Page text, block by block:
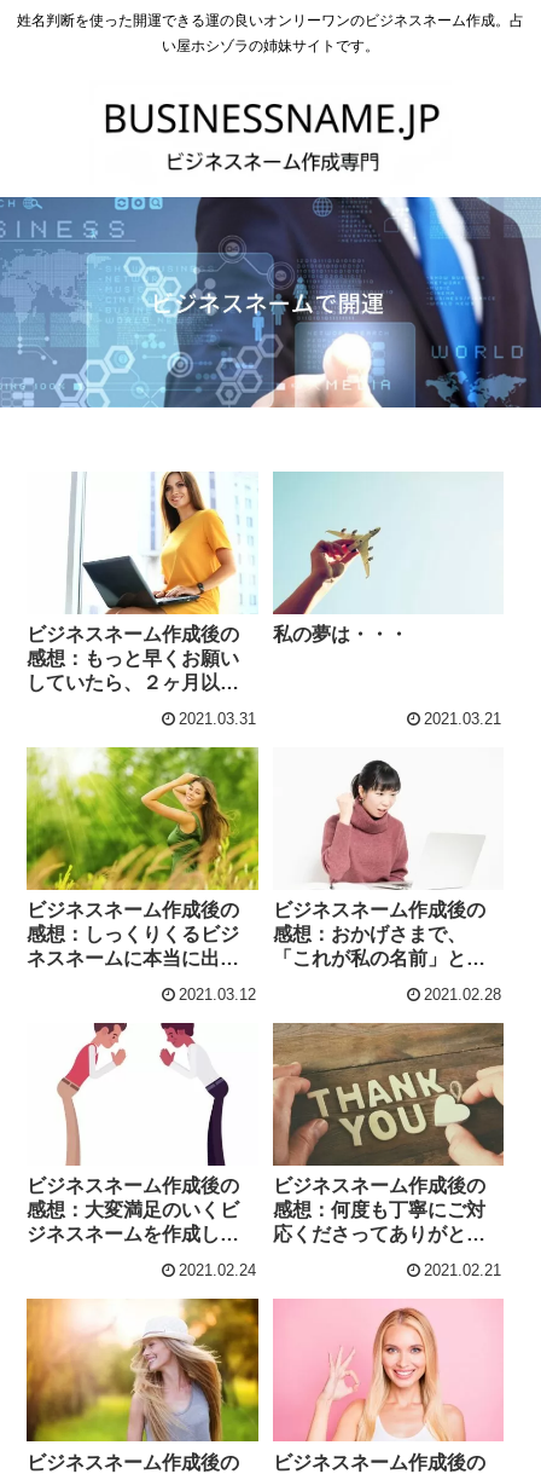
姓名判断を使った開運できる運の良いオンリーワンのビジネスネーム作成。占
い屋ホシゾラの姉妹サイトです。
ビジネスネーム作成後の
感想：もっと早くお願い
していたら、２ヶ月以上
使えたかなと…。本当に
飛鳥さんにお願いをして
良かったです！
2021.03.31
私の夢は・・・
2021.03.21
ビジネスネーム作成後の
感想：しっくりくるビジ
ネスネームに本当に出会
議な気持ちです。出会う
べくして出会ったような
このビジネスネーム
2021.03.12
ビジネスネーム作成後の
感想：おかげさまで、
「これが私の名前」と心
ことができました。
2021.02.28
ビジネスネーム作成後の
感想：大変満足のいくビ
ジネスネームを作成して
いただきました。本当に
気に入っております。
2021.02.24
ビジネスネーム作成後の
感想：何度も丁寧にご対
応くださってありがとう
ございます。このネーム
は大切に使わせていただ
2021.02.21
ビジネスネーム作成後の
ビジネスネーム作成後の